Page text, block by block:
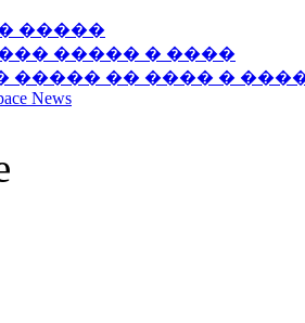
�����
����� � ����
����� �� ���� �
News